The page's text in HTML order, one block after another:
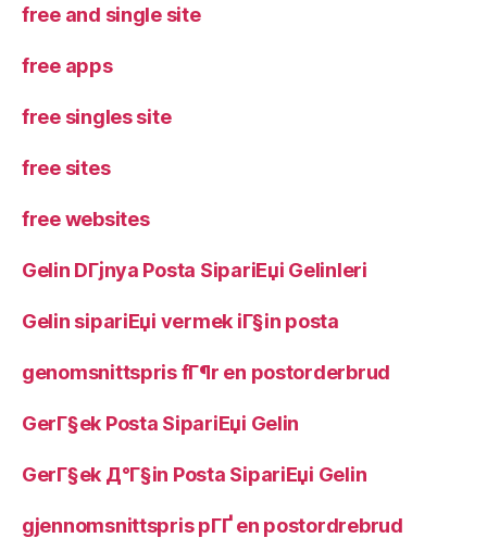
free and single site
free apps
free singles site
free sites
free websites
Gelin DГјnya Posta SipariЕџi Gelinleri
Gelin sipariЕџi vermek iГ§in posta
genomsnittspris fГ¶r en postorderbrud
GerГ§ek Posta SipariЕџi Gelin
GerГ§ek Д°Г§in Posta SipariЕџi Gelin
gjennomsnittspris pГҐ en postordrebrud